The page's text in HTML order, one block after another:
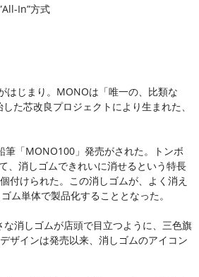
In”方式
はじまり。MONOは「唯一の、比類な
た芯改良プロジェクトにより生まれた、
「MONO100」発売がされた。トンボ
、消しゴムできれいに消せるという特長
付けられた。この消しゴムが、よく消え
ム単体で製品化することとなった。
消しゴムが店頭で目立つように、三色旗
ザインは発売以来、消しゴムのアイコン